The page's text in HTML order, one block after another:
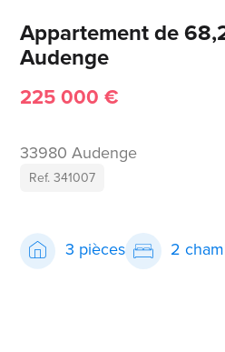
Appartement de
Audenge
225 000 €
33980 Audenge
Ref. 341007
3 pièces 2